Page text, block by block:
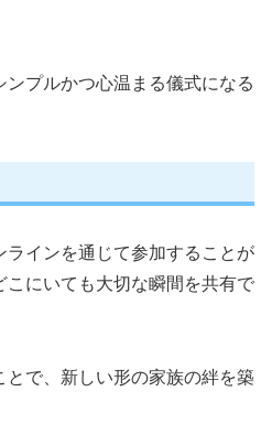
プルかつ心温まる儀式になる
インを通じて参加することが
にいても大切な瞬間を共有で
とで、新しい形の家族の絆を築